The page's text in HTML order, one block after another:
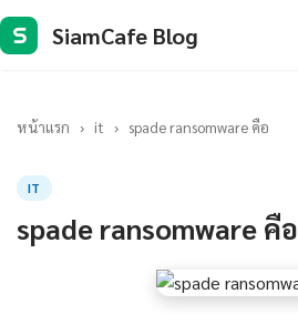
S SiamCafe Blog
หน้าแรก › it › spade ransomware คือ
IT
spade ransomware คือ